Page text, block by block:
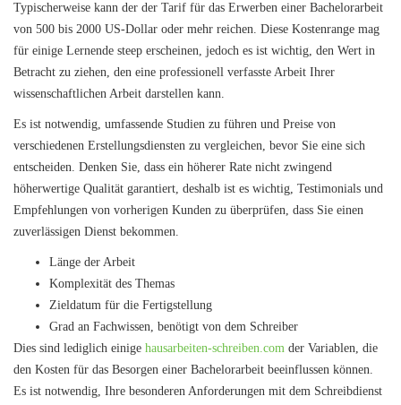
Typischerweise kann der der Tarif für das Erwerben einer Bachelorarbeit
von 500 bis 2000 US-Dollar oder mehr reichen. Diese Kostenrange mag
für einige Lernende steep erscheinen, jedoch es ist wichtig, den Wert in
Betracht zu ziehen, den eine professionell verfasste Arbeit Ihrer
wissenschaftlichen Arbeit darstellen kann.
Es ist notwendig, umfassende Studien zu führen und Preise von
verschiedenen Erstellungsdiensten zu vergleichen, bevor Sie eine sich
entscheiden. Denken Sie, dass ein höherer Rate nicht zwingend
höherwertige Qualität garantiert, deshalb ist es wichtig, Testimonials und
Empfehlungen von vorherigen Kunden zu überprüfen, dass Sie einen
zuverlässigen Dienst bekommen.
Länge der Arbeit
Komplexität des Themas
Zieldatum für die Fertigstellung
Grad an Fachwissen, benötigt von dem Schreiber
Dies sind lediglich einige hausarbeiten-schreiben.com der Variablen, die
den Kosten für das Besorgen einer Bachelorarbeit beeinflussen können.
Es ist notwendig, Ihre besonderen Anforderungen mit dem Schreibdienst